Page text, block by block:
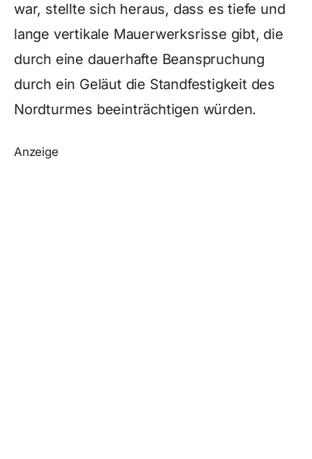
war, stellte sich heraus, dass es tiefe und
lange vertikale Mauerwerksrisse gibt, die
durch eine dauerhafte Beanspruchung
durch ein Geläut die Standfestigkeit des
Nordturmes beeinträchtigen würden.
Anzeige